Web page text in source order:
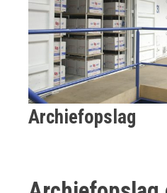
Archiefopslag